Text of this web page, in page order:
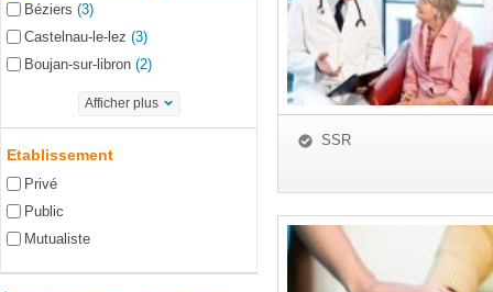
Béziers (3)
Castelnau-le-lez (3)
Boujan-sur-libron (2)
Afficher plus
Etablissement
Privé
Public
Mutualiste
SSR